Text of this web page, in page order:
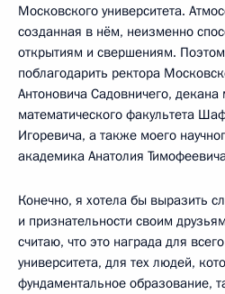
Московского университета.
созданная в нём, неизменно
открытиям и свершениям.
поблагодарить ректора
Антоновича Садовничего, декана
математического факультета
Игоревича, а также моего
академика Анатолия
Конечно, я хотела бы выразить
и признательности своим
считаю, что это награда для
университета, для тех людей,
фундаментальное образование,